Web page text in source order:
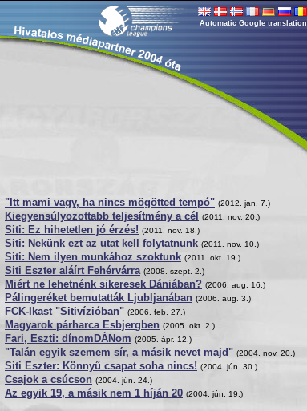
Automatic Google translation
"Itt mami vagy, ha nincs mögötted tempó" (2012. jan. 7.)
Kiegyensúlyozottabb teljesítmény a cél (2011. nov. 20.)
Siti: Ez hihetetlen jó érzés! (2011. nov. 18.)
Siti: Nekünk ezt az utat kell folytatnunk (2011. nov. 10.)
Siti: Nem ilyen munkához szoktunk (2011. okt. 19.)
Siti Eszter aláírt Fehérvárra (2008. szept. 2.)
Miért ne lehetnénk sikeresek Dániában? (2006. aug. 16.)
Pálingeréket bemutatták Ljubljanában (2006. aug. 3.)
FCK-Ikast "Sitivízióban" (2006. feb. 27.)
Magyarok párharca Esbjergben (2005. okt. 2.)
Fari, Eszti: dínomDÁNom (2005. ápr. 12.)
"Talán egyik szemem sír, a másik nevet majd" (2004. nov. 20.)
Siti Eszter: Könnyű csapat soha nincs! (2004. jún. 30.)
Csajok a csúcson (2004. jún. 24.)
Az egyik 19, a másik nem 1 híján 20 (2004. jún. 19.)